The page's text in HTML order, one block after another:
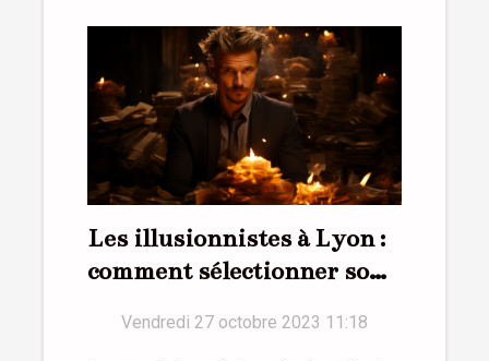
Les illusionnistes à Lyon :
comment sélectionner son
Vendredi 27 octobre 2023 11:18